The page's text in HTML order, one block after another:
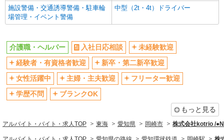
施設警備・交通誘導警備・駐車輪
場管理・イベント警備
中型（2t・4t）ドライバー
介護職・ヘルパー 入社日応相談
未経験歓迎
経験者・有資格者歓迎
新卒・第二新卒歓迎
女性活躍中
主婦・主夫歓迎
フリーター歓迎
学歴不問
ブランクOK
もっと見る
アルバイト・バイト・求人TOP 東海 愛知県 岡崎市 株式会社kotrio /